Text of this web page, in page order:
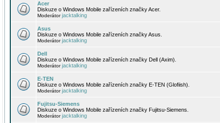
Acer
Diskuze o Windows Mobile zařízeních značky Acer.
Moderátorjacktalking
Asus
Diskuze o Windows Mobile zařízeních značky Asus.
Moderátorjacktalking
Dell
Diskuze o Windows Mobile zařízeních značky Dell (Axim).
Moderátorjacktalking
E-TEN
Diskuze o Windows Mobile zařízeních značky E-TEN (Glofiish).
Moderátorjacktalking
Fujitsu-Siemens
Diskuze o Windows Mobile zařízeních značky Fujitsu-Siemens.
Moderátorjacktalking